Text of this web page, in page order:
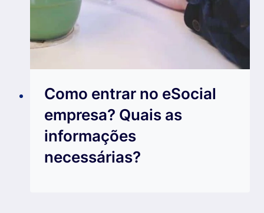
Como entrar no eSocial
empresa? Quais as
informações
necessárias?